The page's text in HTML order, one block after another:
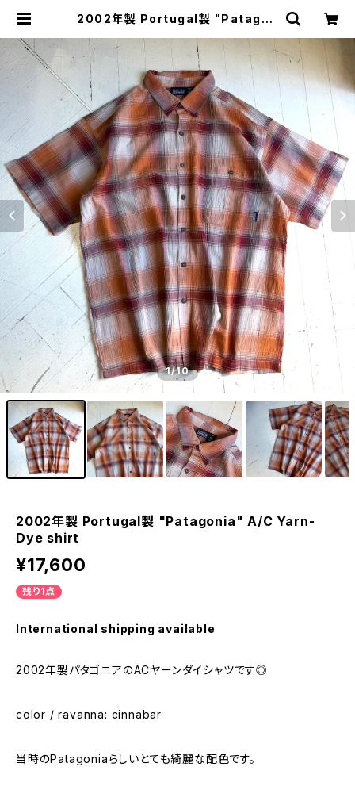
2002年製 Portugal製 "Patagon
DNAL
1/10
2002年製 Portugal製 "Patagonia" A/C Yarn-
Dye shirt
¥17,600
残り1点
International shipping available
2002年製パタゴニアのACヤーンダイシャツです◎
color / ravanna: cinnabar
当時のPatagoniaらしいとても綺麗な配色です。